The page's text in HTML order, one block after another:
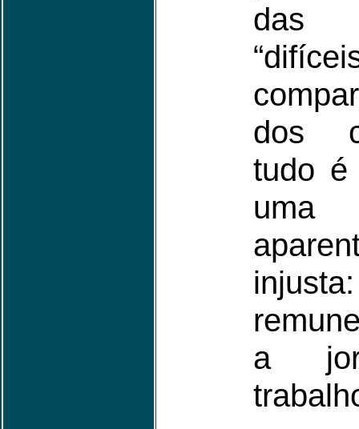
das
dos
tudo é
uma
a